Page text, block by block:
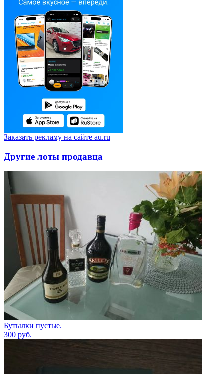
Заказать рекламу на сайте au.ru
Другие лоты продавца
Бутылки пустые.
300 руб.